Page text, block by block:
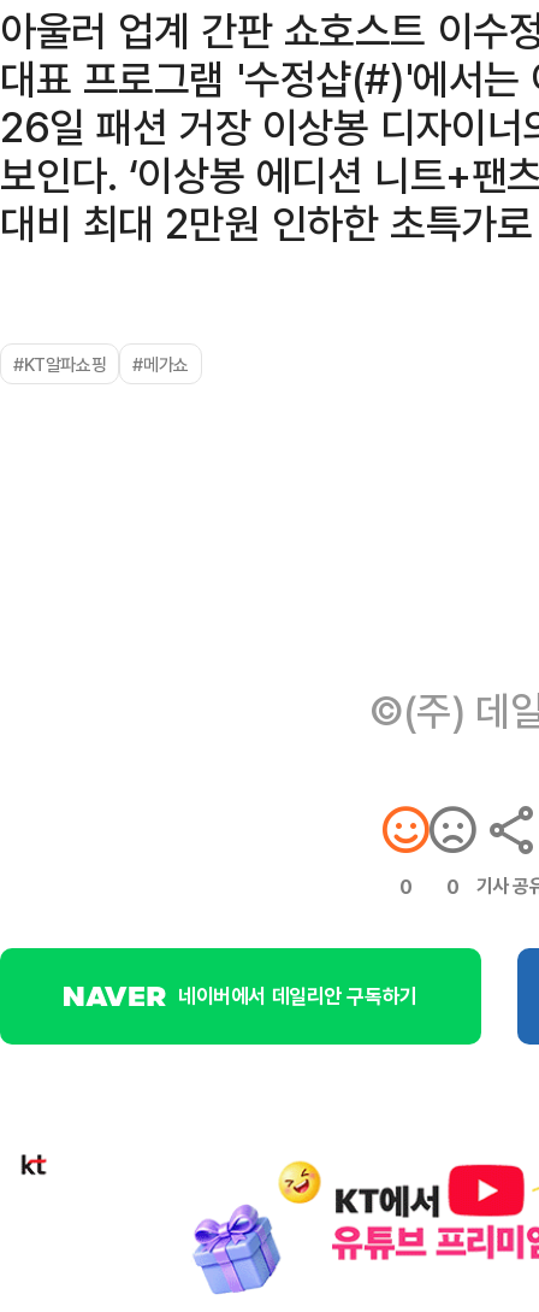
아울러 업계 간판 쇼호스트 이수
대표 프로그램 '수정샵(#)'에서는
26일 패션 거장 이상봉 디자이
보인다. ‘이상봉 에디션 니트+팬
대비 최대 2만원 인하한 초특가
#KT알파쇼핑 #메가쇼
©(주) 데
0 0 기사 공
네이버에서 데일리안 구독하기